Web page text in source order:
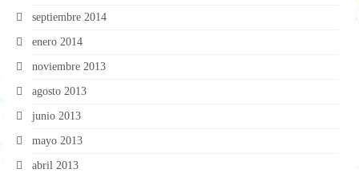
septiembre 2014
enero 2014
noviembre 2013
agosto 2013
junio 2013
mayo 2013
abril 2013